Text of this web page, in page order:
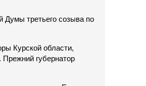
Думы третьего созыва по
Курской области,
Прежний губернатор